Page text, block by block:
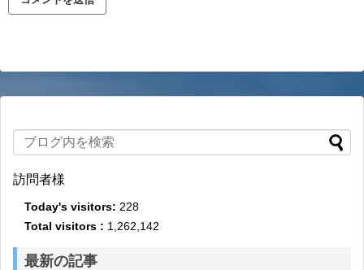
訪問者様
Today's visitors: 228
Total visitors : 1,262,142
最新の記事